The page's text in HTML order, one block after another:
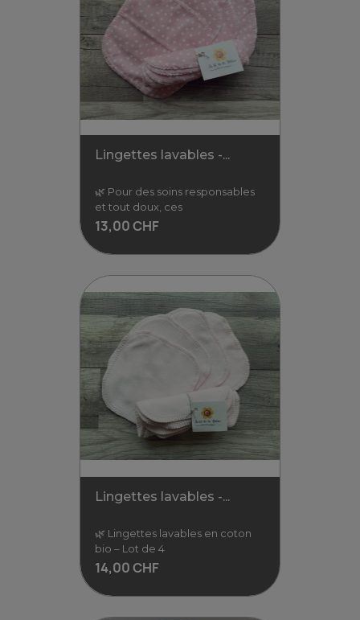
Lingettes lavable "soft touch"
🌿 Pour des soins
responsables et tout doux,
ces cotons lavables en coton
bio protègent la nature
11,00 CHF
Lingettes lavables -...
🌿 Pour des soins responsables
et tout doux, ces
13,00 CHF
🌿 Pour des soins
responsables et tout doux,
ces lingettes lavables en
coton bio protègent la
13,00 CHF
Lingettes lavables -...
🌿 Lingettes lavables en coton
bio – Lot de 4
14,00 CHF